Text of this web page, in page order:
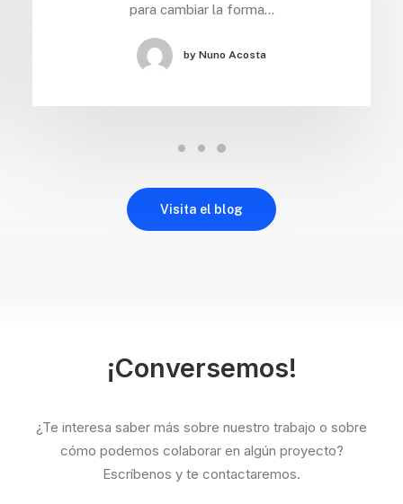
para cambiar la forma…
by Nuno Acosta
Visita el blog
¡Conversemos!
¿Te interesa saber más sobre nuestro trabajo o sobre
cómo podemos colaborar en algún proyecto?
Escríbenos y te contactaremos.